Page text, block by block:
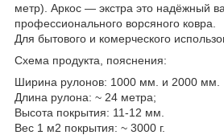
метр). Аркос — экстра это надёжный
профессионального ворсяного ковра.
Для бытового и комерческого
Схема продукта, пояснения:
Ширина рулонов: 1000 мм. и 2000 мм.
Длина рулона: ~ 24 метра;
Высота покрытия: 11-12 мм.
Вес 1 м2 покрытия: ~ 3000 г.